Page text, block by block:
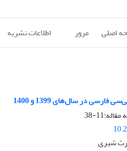
اصلی مرور اطلاعات نشریه
در سال‌های 1399 و 1400
38
شیری